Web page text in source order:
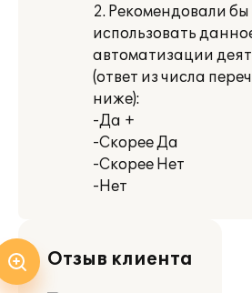
2. Рекомендовали бы
использовать
автоматизации
(ответ из числа
ниже):
-Да +
-Скорее Да
-Скорее Нет
-Нет
Отзыв клиента